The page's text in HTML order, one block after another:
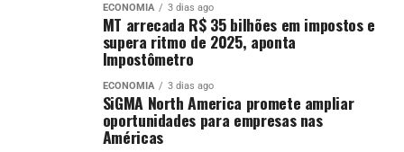
Criminosos usam nomes de lojas de materiais de
construção para aplicar golpes em Cuiabá
Mulheres conciliam gestão de fazendas e criação dos
filhos em Mato Grosso
ECONOMIA 3 dias ago
MT arrecada R$ 35 bilhões em impostos e
supera ritmo de 2025, aponta
Impostômetro
ECONOMIA 3 dias ago
SiGMA North America promete ampliar
oportunidades para empresas nas
Américas